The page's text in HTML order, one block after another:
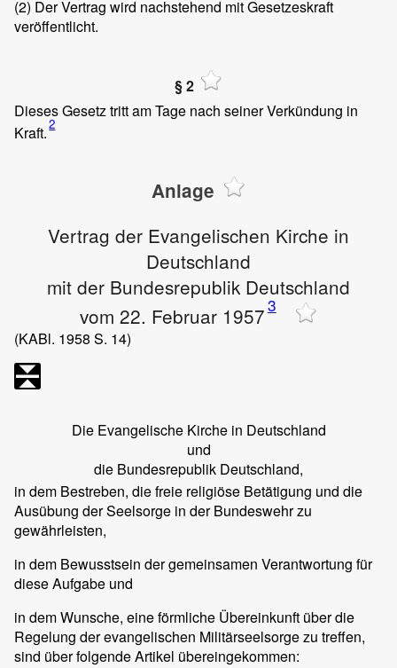
(2) Der Vertrag wird nachstehend mit Gesetzeskraft
veröffentlicht.
§ 2
Dieses Gesetz tritt am Tage nach seiner Verkündung in
Kraft.2
Anlage
Vertrag der Evangelischen Kirche in
Deutschland
mit der Bundesrepublik Deutschland
vom 22. Februar 19573
(KABl. 1958 S. 14)
Die Evangelische Kirche in Deutschland
und
die Bundesrepublik Deutschland,
in dem Bestreben, die freie religiöse Betätigung und die
Ausübung der Seelsorge in der Bundeswehr zu
gewährleisten,
in dem Bewusstsein der gemeinsamen Verantwortung für
diese Aufgabe und
in dem Wunsche, eine förmliche Übereinkunft über die
Regelung der evangelischen Militärseelsorge zu treffen,
sind über folgende Artikel übereingekommen: